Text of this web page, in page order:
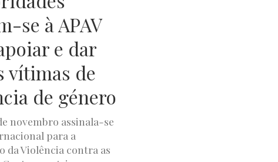
se à APAV
e dar
vítimas de
de género
novembro assinala-se
para a
da Violência contra as